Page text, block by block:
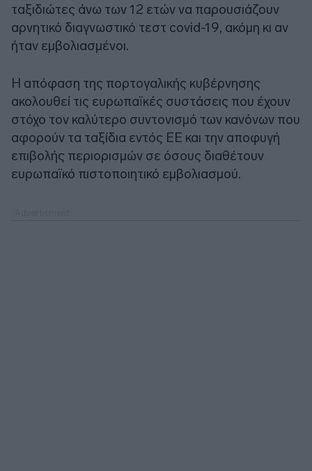
ταξιδιώτες άνω των 12 ετών να παρουσιάζουν
αρνητικό διαγνωστικό τεστ covid-19, ακόμη κι αν
ήταν εμβολιασμένοι.
Η απόφαση της πορτογαλικής κυβέρνησης
ακολουθεί τις ευρωπαϊκές συστάσεις που έχουν
στόχο τον καλύτερο συντονισμό των κανόνων που
αφορούν τα ταξίδια εντός ΕΕ και την αποφυγή
επιβολής περιορισμών σε όσους διαθέτουν
ευρωπαϊκό πιστοποιητικό εμβολιασμού.